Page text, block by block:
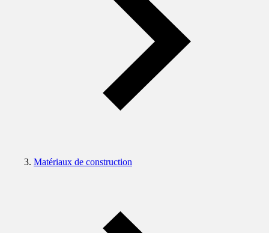
Matériaux de construction